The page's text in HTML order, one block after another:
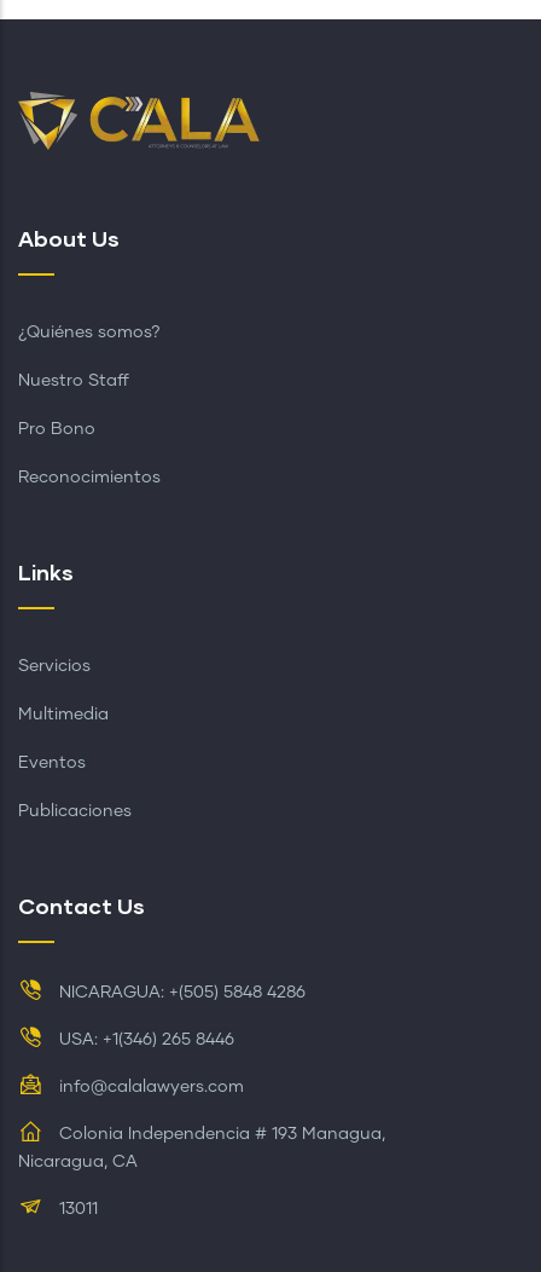
About Us
¿Quiénes somos?
Nuestro Staff
Pro Bono
Reconocimientos
Links
Servicios
Multimedia
Eventos
Publicaciones
Contact Us
NICARAGUA: +(505) 5848 4286
USA: +1(346) 265 8446
info@calalawyers.com
Colonia Independencia # 193 Managua,
Nicaragua, CA
13011